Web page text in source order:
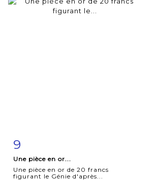
détaillée
9
Une pièce en or...
Une pièce en or de 20 francs
figurant le Génie d'après...